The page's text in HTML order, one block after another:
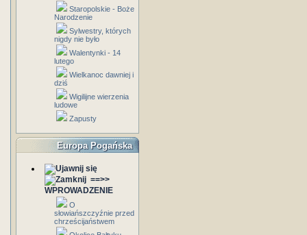
Staropolskie - Boże
Narodzenie
Sylwestry, których
nigdy nie było
Walentynki - 14
lutego
Wielkanoc dawniej i
dziś
Wigilijne wierzenia
ludowe
Zapusty
Europa Pogańska
==>>
WPROWADZENIE
O
słowiańszczyźnie przed
chrześcijaństwem